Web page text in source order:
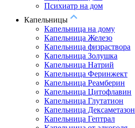
Психиатр на дом
Капельницы
Капельница на дому
Капельница Железо
Капельница физраствора
Капельница Золушка
Капельница Натрий
Капельница Феринжект
Капельница Реамберин
Капельница Цитофлавин
Капельница Глутатион
Капельница Дексаметазон
Капельница Гептрал